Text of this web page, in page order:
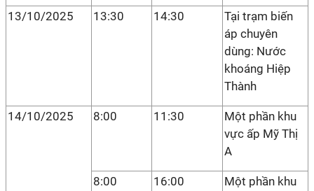
13/10/2025 13:30 14:30
Tại trạm biến
áp chuyên
dùng: Nước
khoáng Hiệp
Thành
14/10/2025 8:00 11:30
Một phần khu
vực ấp Mỹ Thị
A
8:00 16:00
Một phần khu